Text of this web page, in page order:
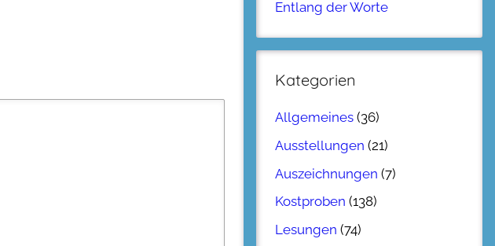
Entlang der Worte
Kategorien
Allgemeines (36)
Ausstellungen (21)
Auszeichnungen (7)
Kostproben (138)
Lesungen (74)